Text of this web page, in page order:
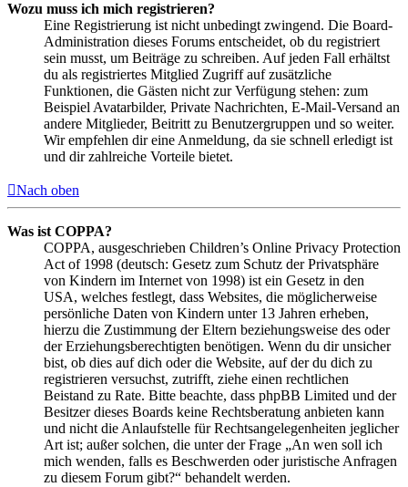
Wozu muss ich mich registrieren?
Eine Registrierung ist nicht unbedingt zwingend. Die Board-
Administration dieses Forums entscheidet, ob du registriert
sein musst, um Beiträge zu schreiben. Auf jeden Fall erhältst
du als registriertes Mitglied Zugriff auf zusätzliche
Funktionen, die Gästen nicht zur Verfügung stehen: zum
Beispiel Avatarbilder, Private Nachrichten, E-Mail-Versand an
andere Mitglieder, Beitritt zu Benutzergruppen und so weiter.
Wir empfehlen dir eine Anmeldung, da sie schnell erledigt ist
und dir zahlreiche Vorteile bietet.
Nach oben
Was ist COPPA?
COPPA, ausgeschrieben Children’s Online Privacy Protection
Act of 1998 (deutsch: Gesetz zum Schutz der Privatsphäre
von Kindern im Internet von 1998) ist ein Gesetz in den
USA, welches festlegt, dass Websites, die möglicherweise
persönliche Daten von Kindern unter 13 Jahren erheben,
hierzu die Zustimmung der Eltern beziehungsweise des oder
der Erziehungsberechtigten benötigen. Wenn du dir unsicher
bist, ob dies auf dich oder die Website, auf der du dich zu
registrieren versuchst, zutrifft, ziehe einen rechtlichen
Beistand zu Rate. Bitte beachte, dass phpBB Limited und der
Besitzer dieses Boards keine Rechtsberatung anbieten kann
und nicht die Anlaufstelle für Rechtsangelegenheiten jeglicher
Art ist; außer solchen, die unter der Frage „An wen soll ich
mich wenden, falls es Beschwerden oder juristische Anfragen
zu diesem Forum gibt?“ behandelt werden.